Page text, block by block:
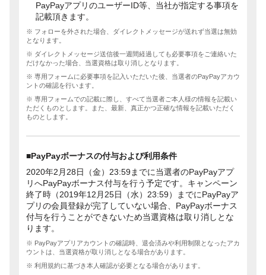
PayPayアプリのユーザーID等、当社が指定する事項を
記載頂きます。
※ フォローを外された場合、ダイレクトメッセージが送れず当選は無効
となります。
※ ダイレクトメッセージ送信後一週間経過しても必要事項をご連絡いた
だけなかった場合、当選資格は取り消しとなります。
※ 専用フォームに必要事項を記入いただいた後、当選者のPayPayアカウ
ントの確認を行います。
※ 専用フォームでの記載に際し、すべて当選者ご本人様の情報を記載い
ただくものとします。また、最新、真正かつ正確な情報を記載いただく
ものとします。
■PayPayボーナスの付与および利用条件
2020年2月28日（金）23:59までに当選者のPayPayアプ
リへPayPayボーナス付与を行う予定です。キャンペーン
終了時（2019年12月25日（水）23:59）までにPayPayア
プリの会員登録が完了していない場合、PayPayボーナス
付与を行うことができないため当選資格は取り消しとな
ります。
※ PayPayアプリアカウントの確認時、退会済みや利用制限となったアカ
ウントは、当選資格が取り消しとなる場合があります。
※ 利用規約に基づき本人確認が必要となる場合があります。